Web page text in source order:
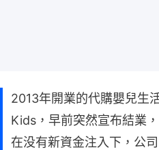
2013年開業的代購嬰兒生
Kids，早前突然宣布結業
在没有新資金注入下，公